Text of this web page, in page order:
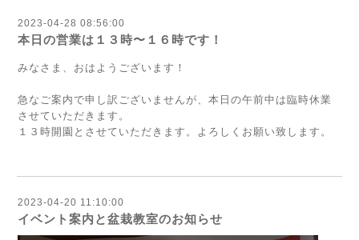
2023-04-28 08:56:00
本日の営業は１３時〜１６時です！
みなさま、おはようございます！
急なご案内で申し訳ございませんが、本日の午前中は臨時休業
させていただきます。
１３時開園とさせていただきます。よろしくお願い致します。
2023-04-20 11:10:00
イベント案内と盆栽教室のお知らせ